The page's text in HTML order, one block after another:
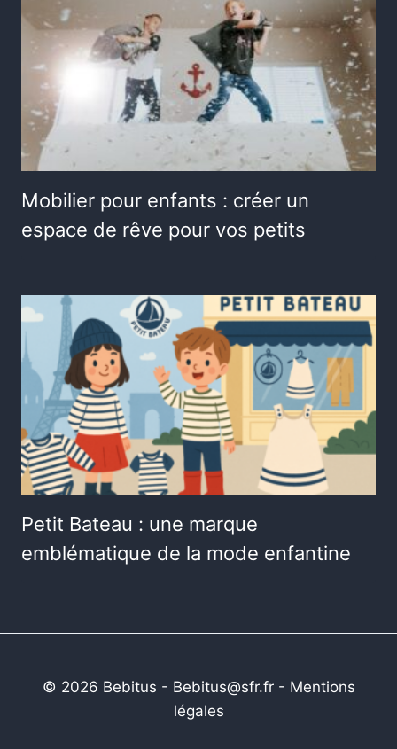
Mobilier pour enfants : créer un
espace de rêve pour vos petits
Petit Bateau : une marque
emblématique de la mode enfantine
© 2026 Bebitus - Bebitus@sfr.fr - Mentions
légales